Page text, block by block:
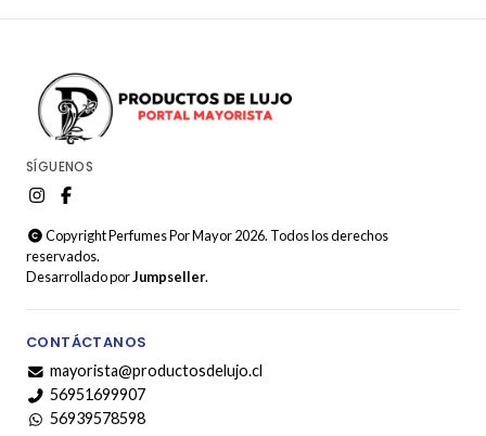
SÍGUENOS
Copyright Perfumes Por Mayor 2026. Todos los derechos
reservados.
Desarrollado porJumpseller.
CONTÁCTANOS
mayorista@productosdelujo.cl
56951699907
56939578598